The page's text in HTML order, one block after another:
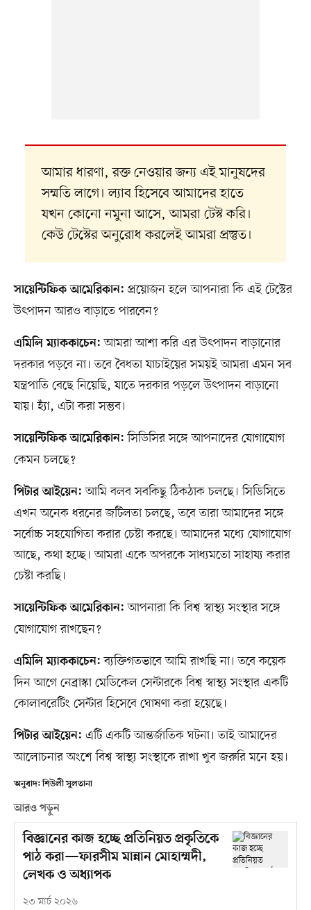
আমার ধারণা, রক্ত নেওয়ার জন্য এই মানুষদের
সম্মতি লাগে। ল্যাব হিসেবে আমাদের হাতে
যখন কোনো নমুনা আসে, আমরা টেস্ট করি।
কেউ টেস্টের অনুরোধ করলেই আমরা প্রস্তুত।
সায়েন্টিফিক আমেরিকান: প্রয়োজন হলে আপনারা কি এই টেস্টের
উৎপাদন আরও বাড়াতে পারবেন?
এমিলি ম্যাককাচেন: আমরা আশা করি এর উৎপাদন বাড়ানোর
দরকার পড়বে না। তবে বৈধতা যাচাইয়ের সময়ই আমরা এমন সব
যন্ত্রপাতি বেছে নিয়েছি, যাতে দরকার পড়লে উৎপাদন বাড়ানো
যায়। হ্যাঁ, এটা করা সম্ভব।
সায়েন্টিফিক আমেরিকান: সিডিসির সঙ্গে আপনাদের যোগাযোগ
কেমন চলছে?
পিটার আইয়েন: আমি বলব সবকিছু ঠিকঠাক চলছে। সিডিসিতে
এখন অনেক ধরনের জটিলতা চলছে, তবে তারা আমাদের সঙ্গে
সর্বোচ্চ সহযোগিতা করার চেষ্টা করছে। আমাদের মধ্যে যোগাযোগ
আছে, কথা হচ্ছে। আমরা একে অপরকে সাধ্যমতো সাহায্য করার
চেষ্টা করছি।
সায়েন্টিফিক আমেরিকান: আপনারা কি বিশ্ব স্বাস্থ্য সংস্থার সঙ্গে
যোগাযোগ রাখছেন?
এমিলি ম্যাককাচেন: ব্যক্তিগতভাবে আমি রাখছি না। তবে কয়েক
দিন আগে নেব্রাস্কা মেডিকেল সেন্টারকে বিশ্ব স্বাস্থ্য সংস্থার একটি
কোলাবরেটিং সেন্টার হিসেবে ঘোষণা করা হয়েছে।
পিটার আইয়েন: এটি একটি আন্তর্জাতিক ঘটনা। তাই আমাদের
আলোচনার অংশে বিশ্ব স্বাস্থ্য সংস্থাকে রাখা খুব জরুরি মনে হয়।
অনুবাদ: শিউলী সুলতানা
আরও পড়ুন
বিজ্ঞানের কাজ হচ্ছে প্রতিনিয়ত প্রকৃতিকে
পাঠ করা—ফারসীম মান্নান মোহাম্মদী,
লেখক ও অধ্যাপক
২৩ মার্চ ২০২৬